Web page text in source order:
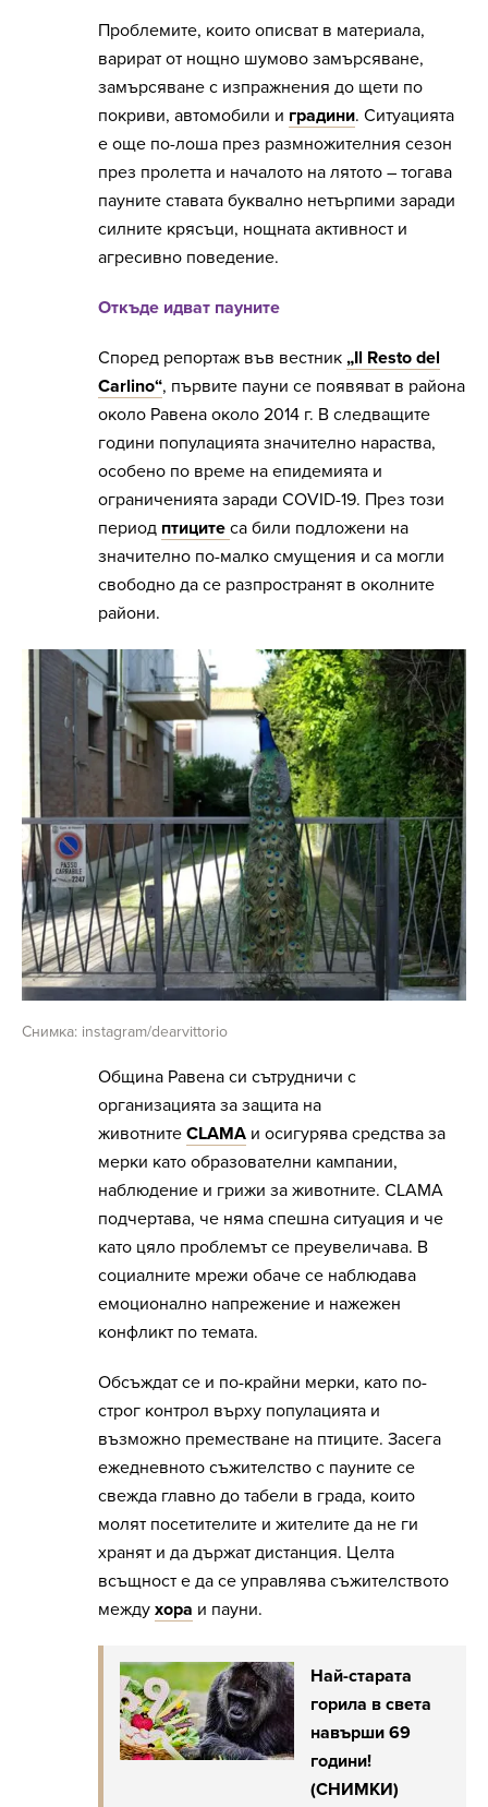
Проблемите, които описват в материала,
варират от нощно шумово замърсяване,
замърсяване с изпражнения до щети по
покриви, автомобили и градини. Ситуацията
е още по-лоша през размножителния сезон
през пролетта и началото на лятото – тогава
пауните ставата буквално нетърпими заради
силните крясъци, нощната активност и
агресивно поведение.
Откъде идват пауните
Според репортаж във вестник „Il Resto del
Carlino“, първите пауни се появяват в района
около Равена около 2014 г. В следващите
години популацията значително нараства,
особено по време на епидемията и
ограниченията заради COVID-19. През този
период птиците са били подложени на
значително по-малко смущения и са могли
свободно да се разпространят в околните
райони.
Снимка: instagram/dearvittorio
Община Равена си сътрудничи с
организацията за защита на
животните CLAMA и осигурява средства за
мерки като образователни кампании,
наблюдение и грижи за животните. CLAMA
подчертава, че няма спешна ситуация и че
като цяло проблемът се преувеличава. В
социалните мрежи обаче се наблюдава
емоционално напрежение и нажежен
конфликт по темата.
Обсъждат се и по-крайни мерки, като по-
строг контрол върху популацията и
възможно преместване на птиците. Засега
ежедневното съжителство с пауните се
свежда главно до табели в града, които
молят посетителите и жителите да не ги
хранят и да държат дистанция. Целта
всъщност е да се управлява съжителството
между хора и пауни.
Най-старата
горила в света
навърши 69
години!
(СНИМКИ)